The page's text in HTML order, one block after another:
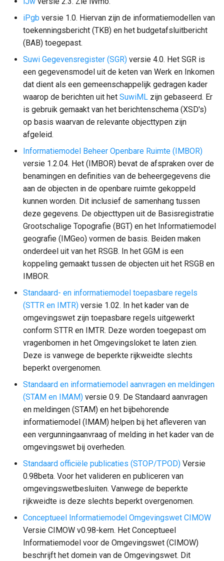
iPgb versie 1.0. Hiervan zijn de informatiemodellen van
toekenningsbericht (TKB) en het budgetafsluitbericht
(BAB) toegepast.
Suwi Gegevensregister (SGR) versie 4.0. Het SGR is
een gegevensmodel uit de keten van Werk en Inkomen
dat dient als een gemeenschappelijk gedragen kader
waarop de berichten uit het SuwiML zijn gebaseerd. Er
is gebruik gemaakt van het berichtenschema (XSD's)
op basis waarvan de relevante objecttypen zijn
afgeleid.
Informatiemodel Beheer Openbare Ruimte (IMBOR)
versie 1.2.04. Het (IMBOR) bevat de afspraken over de
benamingen en definities van de beheergegevens die
aan de objecten in de openbare ruimte gekoppeld
kunnen worden. Dit inclusief de samenhang tussen
deze gegevens. De objecttypen uit de Basisregistratie
Grootschalige Topografie (BGT) en het Informatiemodel
geografie (IMGeo) vormen de basis. Beiden maken
onderdeel uit van het RSGB. In het GGM is een
koppeling gemaakt tussen de objecten uit het RSGB en
IMBOR.
Standaard- en informatiemodel toepasbare regels
(STTR en IMTR) versie 1.02. In het kader van de
omgevingswet zijn toepasbare regels uitgewerkt
conform STTR en IMTR. Deze worden toegepast om
vragenbomen in het Omgevingsloket te laten zien.
Deze is vanwege de beperkte rijkweidte slechts
beperkt overgenomen.
Standaard en informatiemodel aanvragen en meldingen
(STAM en IMAM) versie 0.9. De Standaard aanvragen
en meldingen (STAM) en het bijbehorende
informatiemodel (IMAM) helpen bij het afleveren van
een vergunningaanvraag of melding in het kader van de
omgevingswet bij overheden.
Standaard officiële publicaties (STOP/TPOD) Versie
0.98beta. Voor het valideren en publiceren van
omgevingswetbesluiten. Vanwege de beperkte
rijkweidte is deze slechts beperkt overgenomen.
Conceptueel Informatiemodel Omgevingswet CIMOW
Versie CIMOW v0.98-kern. Het Conceptueel
Informatiemodel voor de Omgevingswet (CIMOW)
beschrijft het domein van de Omgevingswet. Dit